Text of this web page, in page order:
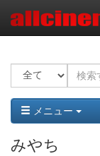
メニュー
みやち